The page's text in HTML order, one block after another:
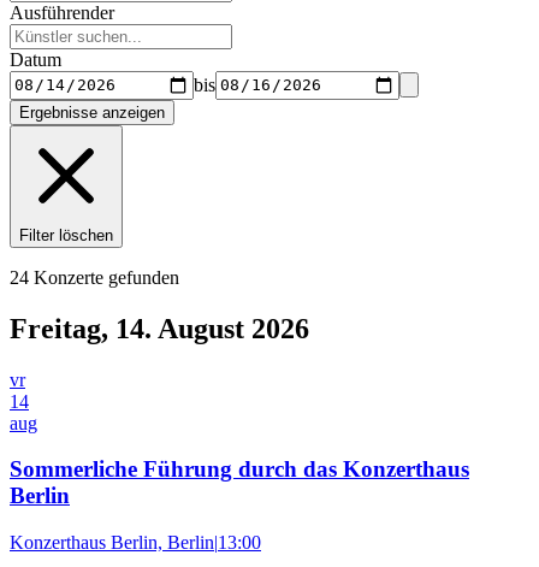
Ausführender
Datum
bis
Ergebnisse anzeigen
Filter löschen
24 Konzerte gefunden
Freitag, 14. August 2026
vr
14
aug
Sommerliche Führung durch das Konzerthaus
Berlin
Konzerthaus Berlin, Berlin|13:00